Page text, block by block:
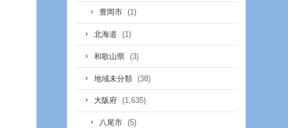
豊岡市 (1)
北海道 (1)
和歌山県 (3)
地域未分類 (38)
大阪府 (1,635)
八尾市 (5)